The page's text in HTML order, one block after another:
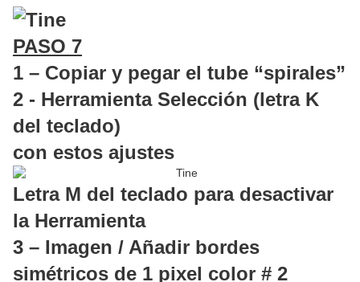
PASO 7
1 – Copiar y pegar el tube “spirales”
2 - Herramienta Selección (letra K
del teclado)
con estos ajustes
Letra M del teclado para desactivar
la Herramienta
3 – Imagen / Añadir bordes
simétricos de 1 pixel color # 2